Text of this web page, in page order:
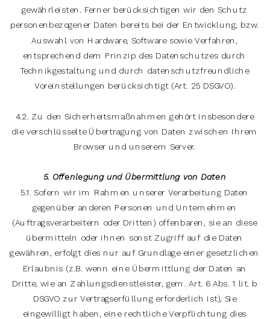
gewährleisten. Ferner berücksichtigen wir den Schutz
personenbezogener Daten bereits bei der Entwicklung, bzw.
Auswahl von Hardware, Software sowie Verfahren,
entsprechend dem Prinzip des Datenschutzes durch
Technikgestaltung und durch datenschutzfreundliche
Voreinstellungen berücksichtigt (Art. 25 DSGVO).
4.2. Zu den Sicherheitsmaßnahmen gehört insbesondere
die verschlüsselte Übertragung von Daten zwischen Ihrem
Browser und unserem Server.
5. Offenlegung und Übermittlung von Daten
5.1. Sofern wir im Rahmen unserer Verarbeitung Daten
gegenüber anderen Personen und Unternehmen
(Auftragsverarbeitern oder Dritten) offenbaren, sie an diese
übermitteln oder ihnen sonst Zugriff auf die Daten
gewähren, erfolgt dies nur auf Grundlage einer gesetzlichen
Erlaubnis (z.B. wenn eine Übermittlung der Daten an
Dritte, wie an Zahlungsdienstleister, gem. Art. 6 Abs. 1 lit. b
DSGVO zur Vertragserfüllung erforderlich ist), Sie
eingewilligt haben, eine rechtliche Verpflichtung dies